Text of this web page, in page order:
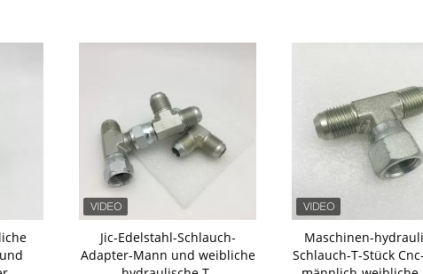
Jic-Edelstahl-Schlauch-
Adapter-Mann und weibliche
Maschinen-
Schlauch-T-Stück